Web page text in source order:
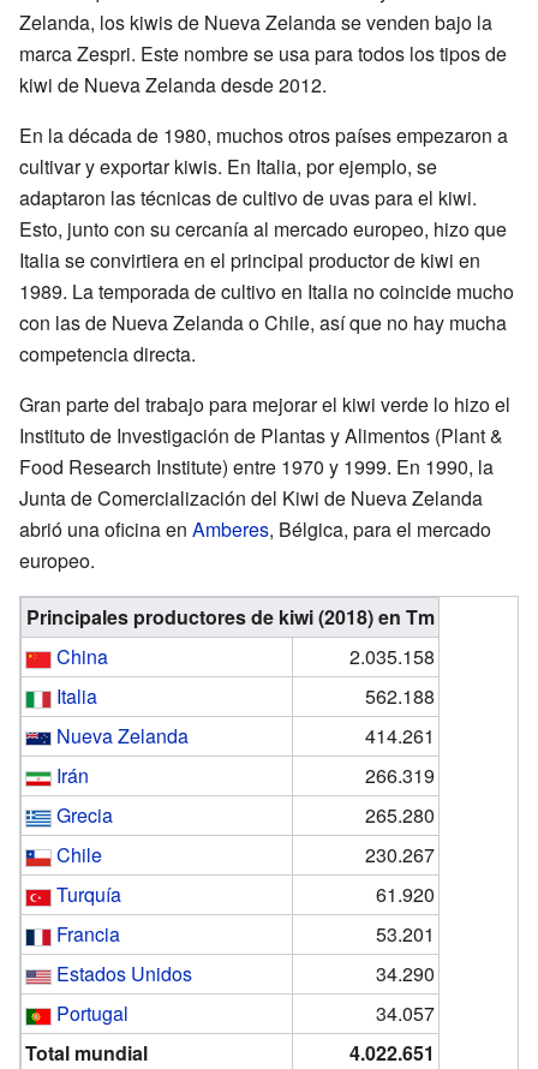
Zelanda, los kiwis de Nueva Zelanda se venden bajo la
marca Zespri. Este nombre se usa para todos los tipos de
kiwi de Nueva Zelanda desde 2012.
En la década de 1980, muchos otros países empezaron a
cultivar y exportar kiwis. En Italia, por ejemplo, se
adaptaron las técnicas de cultivo de uvas para el kiwi.
Esto, junto con su cercanía al mercado europeo, hizo que
Italia se convirtiera en el principal productor de kiwi en
1989. La temporada de cultivo en Italia no coincide mucho
con las de Nueva Zelanda o Chile, así que no hay mucha
competencia directa.
Gran parte del trabajo para mejorar el kiwi verde lo hizo el
Instituto de Investigación de Plantas y Alimentos (Plant &
Food Research Institute) entre 1970 y 1999. En 1990, la
Junta de Comercialización del Kiwi de Nueva Zelanda
abrió una oficina en Amberes, Bélgica, para el mercado
europeo.
Principales productores de kiwi (2018) en Tm
China
2.035.158
Italia
562.188
Nueva Zelanda
414.261
Irán
266.319
Grecia
265.280
Chile
230.267
Turquía
61.920
Francia
53.201
Estados Unidos
34.290
Portugal
34.057
Total mundial
4.022.651